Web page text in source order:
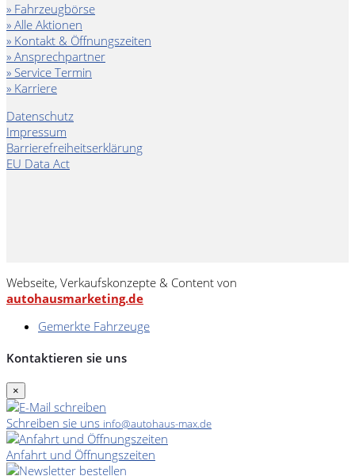
» Fahrzeugbörse
» Alle Aktionen
» Kontakt & Öffnungszeiten
» Ansprechpartner
» Service Termin
» Karriere
Datenschutz
Impressum
Barrierefreiheitserklärung
EU Data Act
Webseite, Verkaufskonzepte & Content von
autohausmarketing.de
Gemerkte Fahrzeuge
Kontaktieren sie uns
×
Schreiben sie uns info@autohaus-max.de
Anfahrt und Öffnungszeiten